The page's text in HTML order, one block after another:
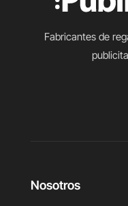
Fabricantes de
Nosotros